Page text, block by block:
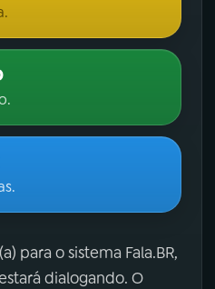
para o sistema Fala.BR,
dialogando. O